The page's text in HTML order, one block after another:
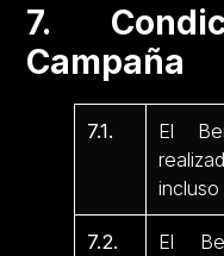
7.
Campaña
7.1.
El
incluso
7.2.
El